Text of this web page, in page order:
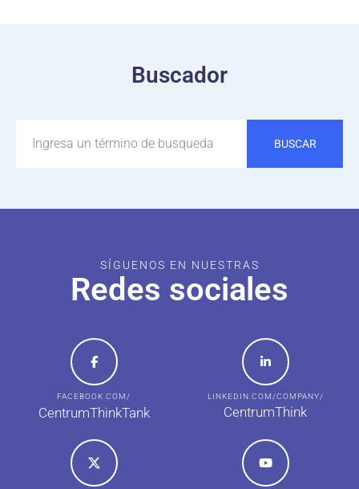
Buscador
BUSCAR
SÍGUENOS EN NUESTRAS
Redes sociales
FACEBOOK.COM/
CentrumThinkTank
LINKEDIN.COM/COMPANY/
CentrumThink